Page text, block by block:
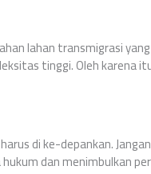
lahan transmigrasi
tinggi. Oleh karena
di ke-depankan.
dan menimbulkan